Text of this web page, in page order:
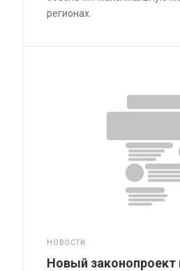
регионах.
НОВОСТИ
Новый законопроект